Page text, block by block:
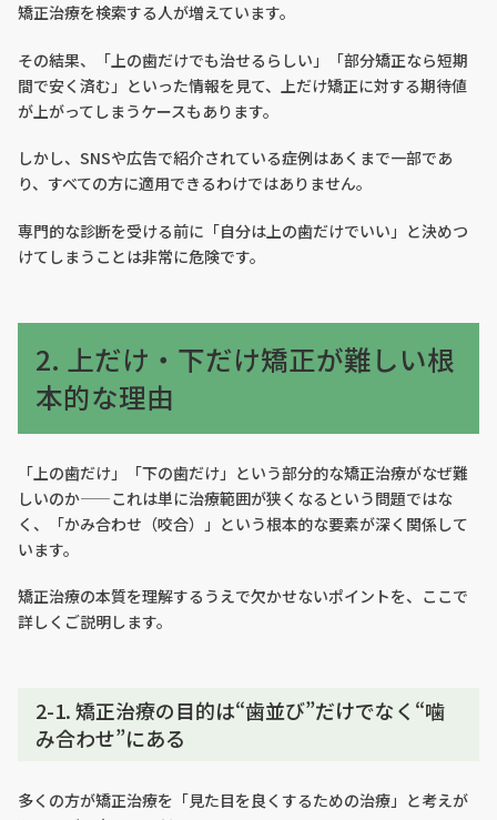
矯正治療を検索する人が増えています。
その結果、「上の歯だけでも治せるらしい」「部分矯正なら短期
間で安く済む」といった情報を見て、上だけ矯正に対する期待値
が上がってしまうケースもあります。
しかし、SNSや広告で紹介されている症例はあくまで一部であ
り、すべての方に適用できるわけではありません。
専門的な診断を受ける前に「自分は上の歯だけでいい」と決めつ
けてしまうことは非常に危険です。
2. 上だけ・下だけ矯正が難しい根
本的な理由
「上の歯だけ」「下の歯だけ」という部分的な矯正治療がなぜ難
しいのか——これは単に治療範囲が狭くなるという問題ではな
く、「かみ合わせ（咬合）」という根本的な要素が深く関係して
います。
矯正治療の本質を理解するうえで欠かせないポイントを、ここで
詳しくご説明します。
2-1. 矯正治療の目的は“歯並び”だけでなく“噛
み合わせ”にある
多くの方が矯正治療を「見た目を良くするための治療」と考えが